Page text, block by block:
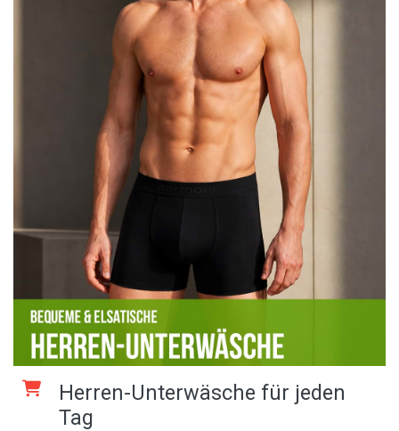
Herren-Unterwäsche für jeden
Tag